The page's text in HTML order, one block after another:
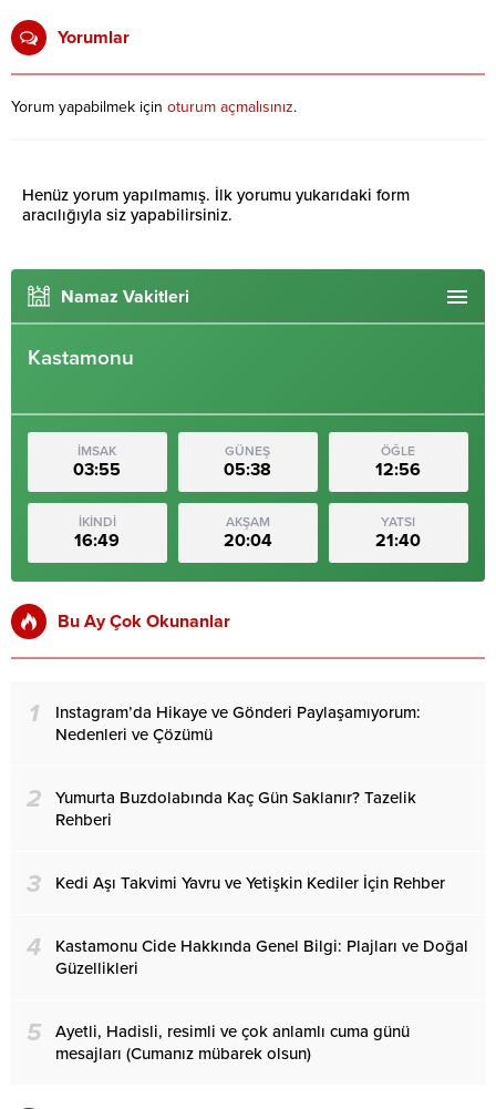
Yorumlar
Yorum yapabilmek için oturum açmalısınız.
Henüz yorum yapılmamış. İlk yorumu yukarıdaki form
aracılığıyla siz yapabilirsiniz.
Namaz Vakitleri
Kastamonu
İMSAK
03:55
GÜNEŞ
05:38
ÖĞLE
12:56
İKİNDİ
16:49
AKŞAM
20:04
YATSI
21:40
Bu Ay Çok Okunanlar
1
Instagram’da Hikaye ve Gönderi Paylaşamıyorum:
Nedenleri ve Çözümü
2
Yumurta Buzdolabında Kaç Gün Saklanır? Tazelik
Rehberi
3 Kedi Aşı Takvimi Yavru ve Yetişkin Kediler İçin Rehber
4
Kastamonu Cide Hakkında Genel Bilgi: Plajları ve Doğal
Güzellikleri
5
Ayetli, Hadisli, resimli ve çok anlamlı cuma günü
mesajları (Cumanız mübarek olsun)